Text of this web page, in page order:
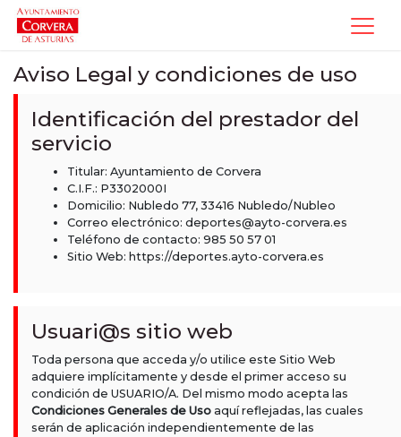
Aviso Legal y condiciones de uso
Identificación del prestador del
servicio
Titular: Ayuntamiento de Corvera
C.I.F.: P3302000I
Domicilio: Nubledo 77, 33416 Nubledo/Nubleo
Correo electrónico: deportes@ayto-corvera.es
Teléfono de contacto: 985 50 57 01
Sitio Web: https://deportes.ayto-corvera.es
Usuari@s sitio web
Toda persona que acceda y/o utilice este Sitio Web
adquiere implícitamente y desde el primer acceso su
condición de USUARIO/A. Del mismo modo acepta las
Condiciones Generales de Uso aquí reflejadas, las cuales
serán de aplicación independientemente de las